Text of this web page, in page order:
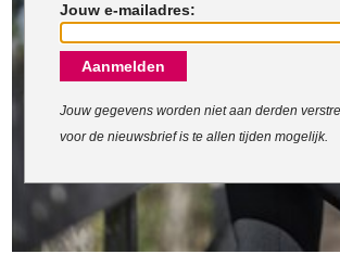
Inloggen
Contact- en adresgegevens
Levertijd, retourneren, ruilen
Jouw e-mailadres:
Aanmelden
Jouw gegevens worden niet aan derden
voor de nieuwsbrief is te allen tijden mogelijk.